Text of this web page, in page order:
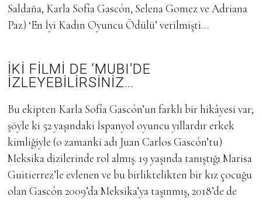
Saldaña, Karla Sofía Gascón, Selena Gomez ve Adriana
Paz) ‘En İyi Kadın Oyuncu Ödülü’ verilmişti…
İKİ FİLMİ DE ‘MUBI’DE
İZLEYEBİLİRSİNİZ…
Bu ekipten Karla Sofía Gascón’un farklı bir hikâyesi var;
şöyle ki 52 yaşındaki İspanyol oyuncu yıllardır erkek
kimliğiyle (o zamanki adı Juan Carlos Gascón’tu)
Meksika dizilerinde rol almış. 19 yaşında tanıştığı Marisa
Guitierrez’le evlenen ve bu birliktelikten bir kız çocuğu
olan Gascón 2009’da Meksika’ya taşınmış, 2018’de de